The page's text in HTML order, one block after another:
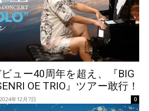
ュー40周年を超え、『BIG
OE TRIO』ツアー敢行！
2024年12月7日 0